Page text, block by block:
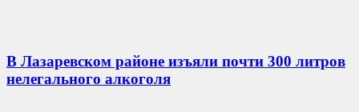
В Лазаревском районе изъяли почти 300 литров
нелегального алкоголя